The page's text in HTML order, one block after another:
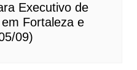
Executivo de
Fortaleza e
09)